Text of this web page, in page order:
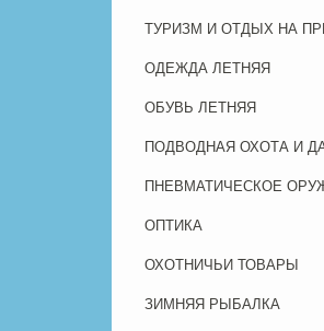
ТУРИЗМ И ОТДЫХ НА
ОДЕЖДА ЛЕТНЯЯ
ОБУВЬ ЛЕТНЯЯ
ПОДВОДНАЯ ОХОТА И
ПНЕВМАТИЧЕСКОЕ
ОПТИКА
ОХОТНИЧЬИ ТОВАРЫ
ЗИМНЯЯ РЫБАЛКА